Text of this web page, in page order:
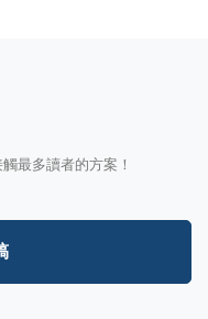
最多讀者的方案！